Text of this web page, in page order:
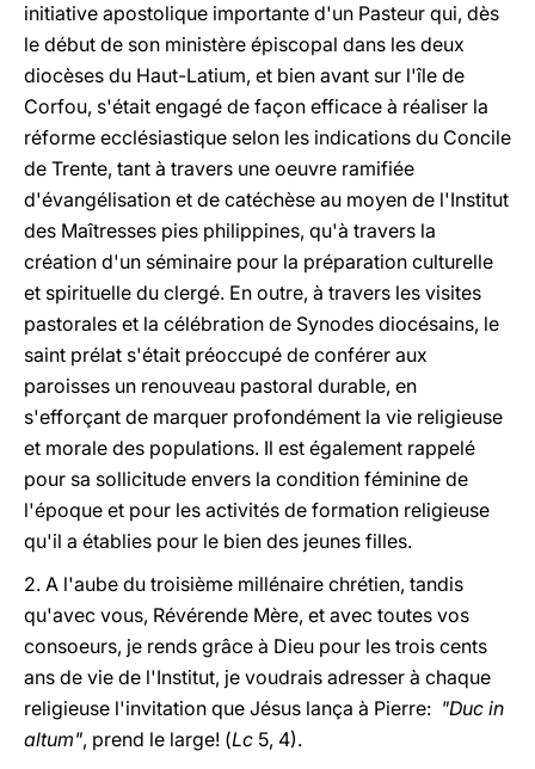
initiative apostolique importante d'un Pasteur qui, dès
le début de son ministère épiscopal dans les deux
diocèses du Haut-Latium, et bien avant sur l'île de
Corfou, s'était engagé de façon efficace à réaliser la
réforme ecclésiastique selon les indications du Concile
de Trente, tant à travers une oeuvre ramifiée
d'évangélisation et de catéchèse au moyen de l'Institut
des Maîtresses pies philippines, qu'à travers la
création d'un séminaire pour la préparation culturelle
et spirituelle du clergé. En outre, à travers les visites
pastorales et la célébration de Synodes diocésains, le
saint prélat s'était préoccupé de conférer aux
paroisses un renouveau pastoral durable, en
s'efforçant de marquer profondément la vie religieuse
et morale des populations. Il est également rappelé
pour sa sollicitude envers la condition féminine de
l'époque et pour les activités de formation religieuse
qu'il a établies pour le bien des jeunes filles.
2. A l'aube du troisième millénaire chrétien, tandis
qu'avec vous, Révérende Mère, et avec toutes vos
consoeurs, je rends grâce à Dieu pour les trois cents
ans de vie de l'Institut, je voudrais adresser à chaque
religieuse l'invitation que Jésus lança à Pierre: "Duc in
altum", prend le large! (Lc 5, 4).